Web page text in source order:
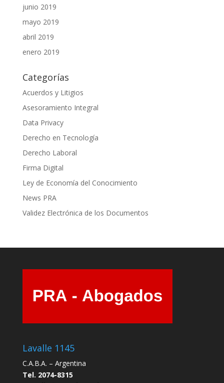
junio 2019
mayo 2019
abril 2019
enero 2019
Categorías
Acuerdos y Litigios
Asesoramiento Integral
Data Privacy
Derecho en Tecnología
Derecho Laboral
Firma Digital
Ley de Economía del Conocimiento
News PRA
Validez Electrónica de los Documentos
Lavalle 1145
C.A.B.A. – Argentina
Tel. 2074-8315